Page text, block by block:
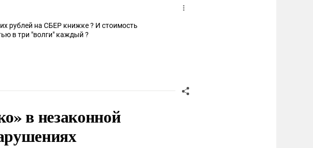
рублей на СБЕР книжке ? И стоимость
ваучера , стоимостью в три "волги" каждый ?
в незаконной